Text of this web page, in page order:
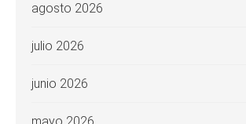
agosto 2026
julio 2026
junio 2026